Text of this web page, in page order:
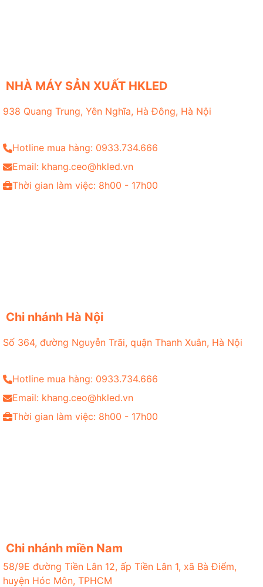
NHÀ MÁY SẢN XUẤT HKLED
938 Quang Trung, Yên Nghĩa, Hà Đông, Hà Nội
Hotline mua hàng: 0933.734.666
Email: khang.ceo@hkled.vn
Thời gian làm việc: 8h00 - 17h00
Chi nhánh Hà Nội
Số 364, đường Nguyễn Trãi, quận Thanh Xuân, Hà Nội
Hotline mua hàng: 0933.734.666
Email: khang.ceo@hkled.vn
Thời gian làm việc: 8h00 - 17h00
Chi nhánh miền Nam
58/9E đường Tiền Lân 12, ấp Tiền Lân 1, xã Bà Điểm,
huyện Hóc Môn, TPHCM